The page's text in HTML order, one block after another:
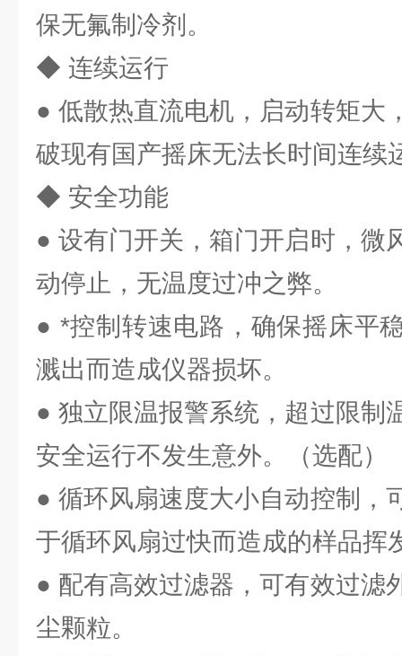
保无氟制冷剂。
◆ 连续运行
● 低散热直流电机，启动转矩大
破现有国产摇床无法长时间连续
◆ 安全功能
● 设有门开关，箱门开启时，微
动停止，无温度过冲之弊。
● *控制转速电路，确保摇床平
溅出而造成仪器损坏。
● 独立限温报警系统，超过限制
安全运行不发生意外。（选配）
● 循环风扇速度大小自动控制，
于循环风扇过快而造成的样品挥
● 配有高效过滤器，可有效过滤
尘颗粒。